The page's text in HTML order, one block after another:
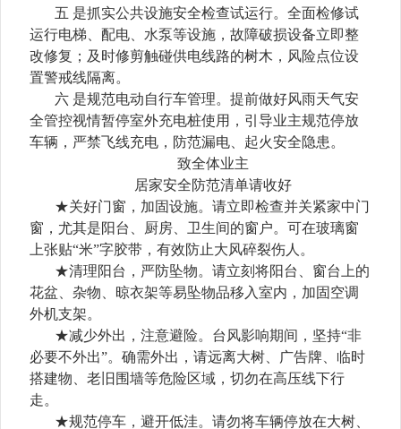
五 是抓实公共设施安全检查试运行。全面检修试
运行电梯、配电、水泵等设施，故障破损设备立即整
改修复；及时修剪触碰供电线路的树木，风险点位设
置警戒线隔离。
六 是规范电动自行车管理。提前做好风雨天气安
全管控视情暂停室外充电桩使用，引导业主规范停放
车辆，严禁飞线充电，防范漏电、起火安全隐患。
致全体业主
居家安全防范清单请收好
★关好门窗，加固设施。请立即检查并关紧家中门
窗，尤其是阳台、厨房、卫生间的窗户。可在玻璃窗
上张贴“米”字胶带，有效防止大风碎裂伤人。
★清理阳台，严防坠物。请立刻将阳台、窗台上的
花盆、杂物、晾衣架等易坠物品移入室内，加固空调
外机支架。
★减少外出，注意避险。台风影响期间，坚持“非
必要不外出”。确需外出，请远离大树、广告牌、临时
搭建物、老旧围墙等危险区域，切勿在高压线下行
走。
★规范停车，避开低洼。请勿将车辆停放在大树、